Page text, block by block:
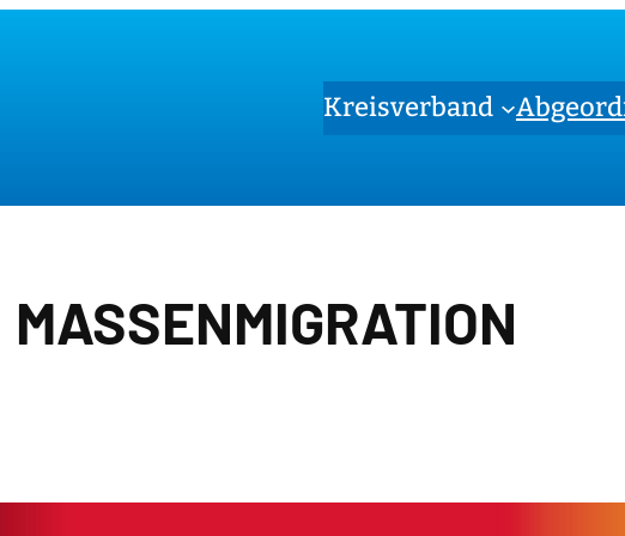
Kreisverband
MASSENMIGRATION